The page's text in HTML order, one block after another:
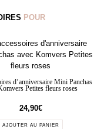
POUR
d’anniversaire Mini Panchas
Petites fleurs roses
24,90€
AJOUTER AU PANIER